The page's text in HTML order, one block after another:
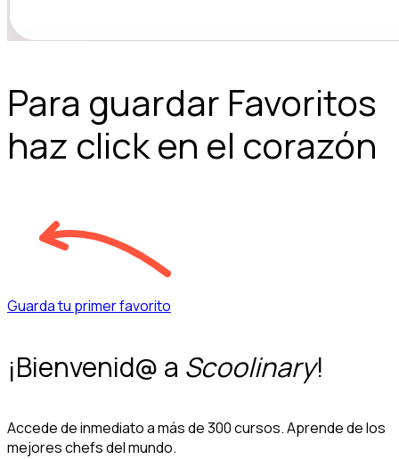
Para guardar Favoritos
haz click en el corazón
Guarda tu primer favorito
¡Bienvenid@ a Scoolinary!
Accede de inmediato a más de 300 cursos. Aprende de los
mejores chefs del mundo.